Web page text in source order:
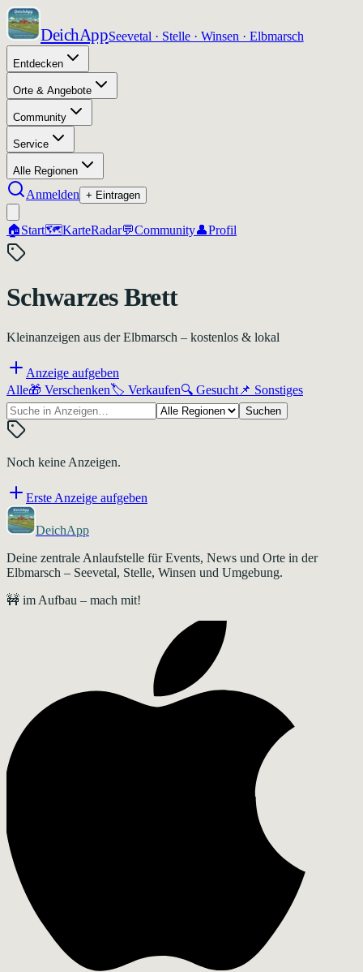
DeichAppSeevetal · Stelle · Winsen · Elbmarsch
Entdecken
Orte & Angebote
Community
Service
Alle Regionen
Anmelden + Eintragen
🏠Start🗺️KarteRadar💬Community👤Profil
Schwarzes Brett
Kleinanzeigen aus der Elbmarsch – kostenlos & lokal
Anzeige aufgeben
Alle🎁 Verschenken🏷️ Verkaufen🔍 Gesucht 📌 Sonstiges
Suchen
Noch keine Anzeigen.
Erste Anzeige aufgeben
DeichApp
Deine zentrale Anlaufstelle für Events, News und Orte in der
Elbmarsch – Seevetal, Stelle, Winsen und Umgebung.
🚧 im Aufbau – mach mit!